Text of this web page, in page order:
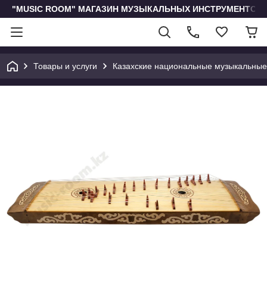
"MUSIC ROOM" МАГАЗИН МУЗЫКАЛЬНЫХ
Товары и услуги Казахские национальные